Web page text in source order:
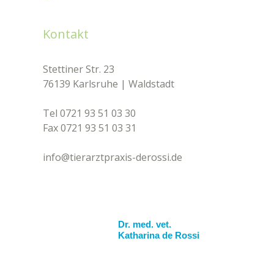
Kontakt
Stettiner Str. 23
76139 Karlsruhe | Waldstadt
Tel 0721 93 51 03 30
Fax 0721 93 51 03 31​
info@tierarztpraxis-derossi.de
Dr. med. vet.
Katharina de Rossi